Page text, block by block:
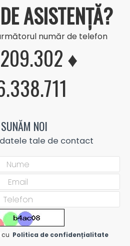
ASISTENȚĂ?
număr de telefon
♦
NOI
tale de contact
cu Politica de confidențialitate